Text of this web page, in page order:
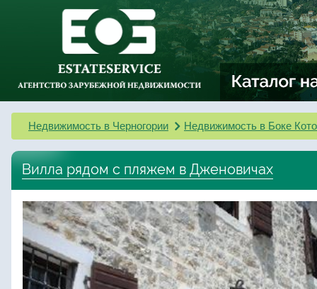
Недвижимость в Черногории Недвижимость в Боке
Вилла рядом с пляжем в Дженовичах